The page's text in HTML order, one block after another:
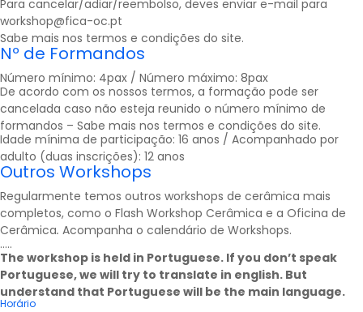
Para cancelar/adiar/reembolso, deves enviar e-mail para
workshop@fica-oc.pt
Sabe mais nos termos e condições do site.
Nº de Formandos
Número mínimo: 4pax / Número máximo: 8pax
De acordo com os nossos termos, a formação pode ser
cancelada caso não esteja reunido o número mínimo de
formandos – Sabe mais nos termos e condições do site.
Idade mínima de participação: 16 anos / Acompanhado por
adulto (duas inscrições): 12 anos
Outros Workshops
Regularmente temos outros workshops de cerâmica mais
completos, como o Flash Workshop Cerâmica e a Oficina de
Cerâmica. Acompanha o calendário de Workshops.
…..
The workshop is held in Portuguese. If you don’t speak
Portuguese, we will try to translate in english. But
understand that Portuguese will be the main language.
Horário